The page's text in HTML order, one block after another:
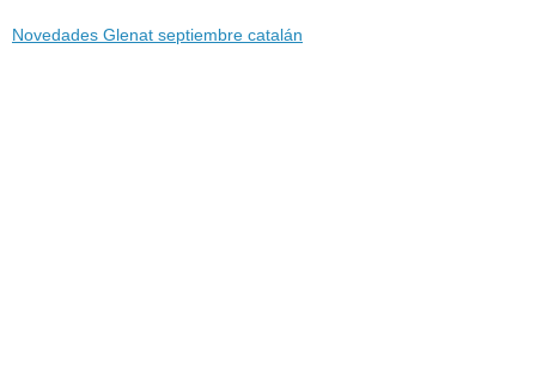
Novedades Glenat septiembre catalán